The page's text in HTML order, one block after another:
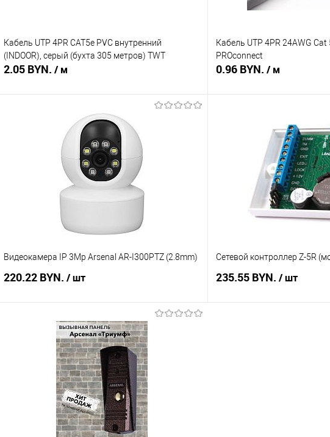
Кабель UTP 4PR CAT5е PVC внутренний
(INDOOR), серый (бухта 305 метров) TWT
2.05 BYN. / м
В корзину
Купить в 1 клик
Сравнение
В наличии
Кабель UTP 4PR 24AWG
PROconnect
0.96 BYN. / м
Купить в 1 клик
В избранное
Видеокамера IP 3Mp Arsenal AR-I300PTZ (2.8mm)
220.22 BYN. / шт
В корзину
Купить в 1 клик
Сравнение
В наличии
Сетевой контроллер Z-5R
235.55 BYN. / шт